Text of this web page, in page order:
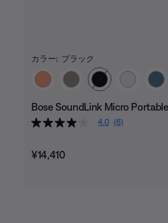
カラー: ブラック
カラーの選択
Bose SoundLink Micro
4.0 (6)
価格:
¥14,410